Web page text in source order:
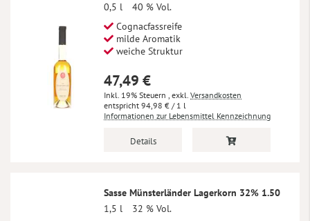
0,5 l
40 % Vol.
Cognacfassreife
milde Aromatik
weiche Struktur
47,49 €
Inkl. 19% Steuern , exkl. Versandkosten
94,98 € / 1 l
Informationen zur Lebensmittel Kennzeichnung
Details
Sasse Münsterländer Lagerkorn 32% 1.50
1,5 l
32 % Vol.